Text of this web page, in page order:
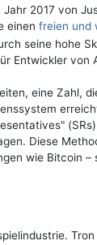
2017 von
einen freien und
seine hohe
Entwickler von
eine Zahl,
Diese
wie Bitcoin